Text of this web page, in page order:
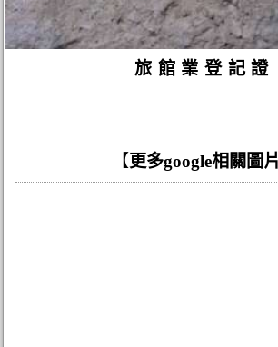
旅館業登記證
【 更多google相關圖片